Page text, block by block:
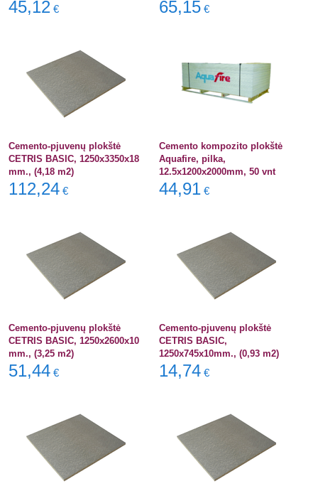
45,12 € 65,15 €
Cemento-pjuvenų plokštė
CETRIS BASIC, 1250x3350x18
mm., (4,18 m2)
112,24 €
Cemento kompozito plokštė
Aquafire, pilka,
12.5x1200x2000mm, 50 vnt
44,91 €
Cemento-pjuvenų plokštė
CETRIS BASIC, 1250x2600x10
mm., (3,25 m2)
51,44 €
Cemento-pjuvenų plokštė
CETRIS BASIC,
1250x745x10mm., (0,93 m2)
14,74 €